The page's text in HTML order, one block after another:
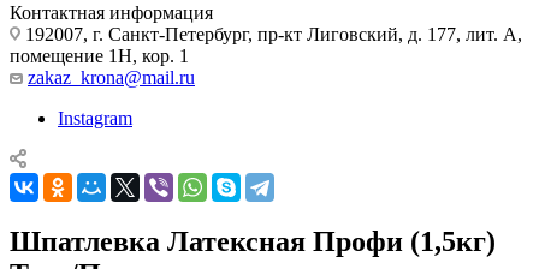
Контактная информация
192007, г. Санкт-Петербург, пр-кт Лиговский, д. 177, лит. А,
помещение 1Н, кор. 1
zakaz_krona@mail.ru
Instagram
Шпатлевка Латексная Профи (1,5кг)